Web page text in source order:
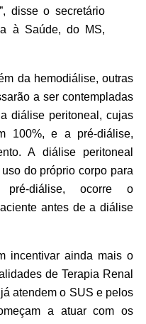
disse o secretário
à Saúde, do MS,
da hemodiálise, outras
a ser contempladas
diálise peritoneal, cujas
100%, e a pré-diálise,
A diálise peritoneal
do próprio corpo para
diálise, ocorre o
antes de a diálise
incentivar ainda mais o
de Terapia Renal
atendem o SUS e pelos
a atuar com os